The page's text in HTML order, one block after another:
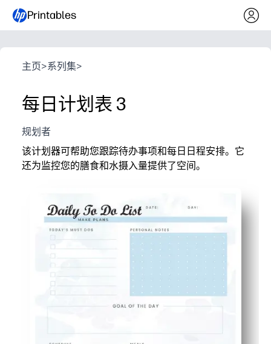
Printables
主页>系列集>
每日计划表 3
规划者
该计划器可帮助您跟踪待办事项和每日日程安排。它
还为监控您的膳食和水摄入量提供了空间。
您可以将优先事项、日程安排、膳食和水集中在一个
非常适合在家和课堂上使用-你可以指导孩子们建立例
你每天专注于一页——减少混乱，一目了然，进度更轻松